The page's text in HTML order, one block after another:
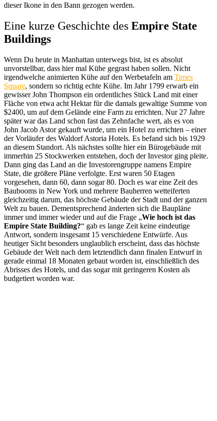
dieser Ikone in den Bann gezogen werden.
Eine kurze Geschichte des Empire State
Buildings
Wenn Du heute in Manhattan unterwegs bist, ist es absolut
unvorstellbar, dass hier mal Kühe gegrast haben sollen. Nicht
irgendwelche animierten Kühe auf den Werbetafeln am Times
Square, sondern so richtig echte Kühe. Im Jahr 1799 erwarb ein
gewisser John Thompson ein ordentliches Stück Land mit einer
Fläche von etwa acht Hektar für die damals gewaltige Summe von
$2400, um auf dem Gelände eine Farm zu errichten. Nur 27 Jahre
später war das Land schon fast das Zehnfache wert, als es von
John Jacob Astor gekauft wurde, um ein Hotel zu errichten – einer
der Vorläufer des Waldorf Astoria Hotels. Es befand sich bis 1929
an diesem Standort. Als nächstes sollte hier ein Bürogebäude mit
immerhin 25 Stockwerken entstehen, doch der Investor ging pleite.
Dann ging das Land an die Investorengruppe namens Empire
State, die größere Pläne verfolgte. Erst waren 50 Etagen
vorgesehen, dann 60, dann sogar 80. Doch es war eine Zeit des
Baubooms in New York und mehrere Bauherren wetteiferten
gleichzeitig darum, das höchste Gebäude der Stadt und der ganzen
Welt zu bauen. Dementsprechend änderten sich die Baupläne
immer und immer wieder und auf die Frage „Wie hoch ist das
Empire State Building?“ gab es lange Zeit keine eindeutige
Antwort, sondern insgesamt 15 verschiedene Entwürfe. Aus
heutiger Sicht besonders unglaublich erscheint, dass das höchste
Gebäude der Welt nach dem letztendlich dann finalen Entwurf in
gerade einmal 18 Monaten gebaut worden ist, einschließlich des
Abrisses des Hotels, und das sogar mit geringeren Kosten als
budgetiert worden war.